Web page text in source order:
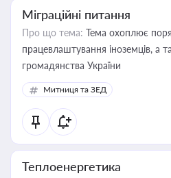
Міграційні питання
Про що тема: Тема охоплює
працевлаштування іноземців, а
громадянства України
Митниця та ЗЕД
Теплоенергетика